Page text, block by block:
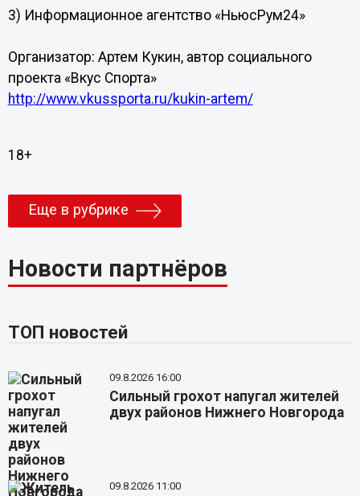
3) Информационное агентство «НьюсРум24»
Организатор: Артем Кукин, автор социального
проекта «Вкус Спорта»
http://www.vkussporta.ru/kukin-artem/
18+
Еще в рубрике
Новости партнёров
ТОП новостей
09.8.2026 16:00
Сильный грохот напугал жителей
двух районов Нижнего Новгорода
09.8.2026 11:00